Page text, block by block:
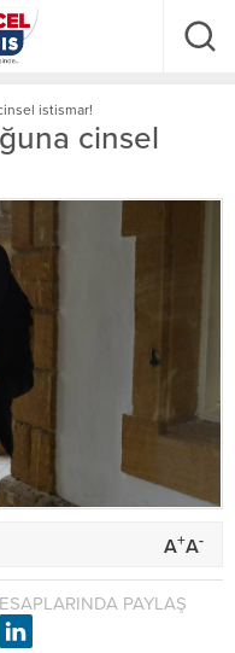
istismar!
cinsel
A+A-
PAYLAŞ